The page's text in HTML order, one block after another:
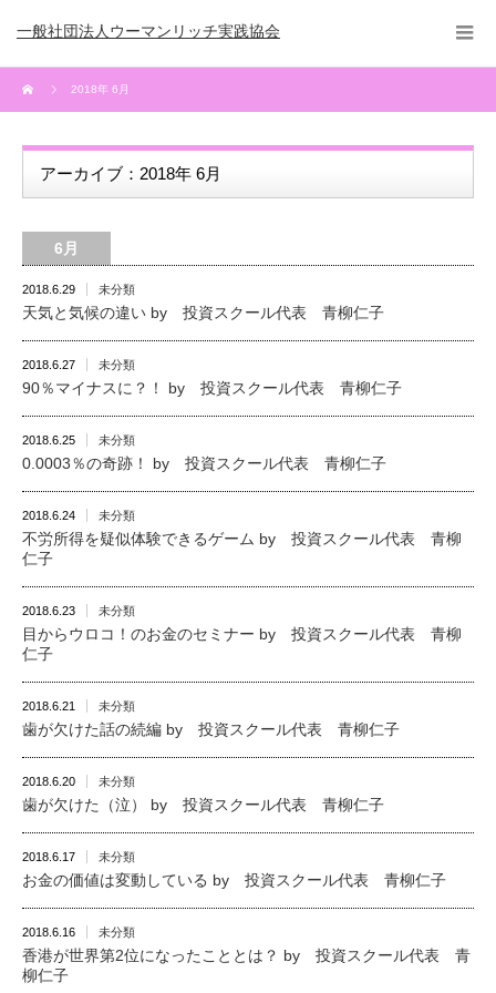
一般社団法人ウーマンリッチ実践協会
2018年 6月
アーカイブ：2018年 6月
6月
2018.6.29 未分類
天気と気候の違い by 投資スクール代表 青柳仁子
2018.6.27 未分類
90％マイナスに？！ by 投資スクール代表 青柳仁子
2018.6.25 未分類
0.0003％の奇跡！ by 投資スクール代表 青柳仁子
2018.6.24 未分類
不労所得を疑似体験できるゲーム by 投資スクール代表 青柳
仁子
2018.6.23 未分類
目からウロコ！のお金のセミナー by 投資スクール代表 青柳
仁子
2018.6.21 未分類
歯が欠けた話の続編 by 投資スクール代表 青柳仁子
2018.6.20 未分類
歯が欠けた（泣） by 投資スクール代表 青柳仁子
2018.6.17 未分類
お金の価値は変動している by 投資スクール代表 青柳仁子
2018.6.16 未分類
香港が世界第2位になったこととは？ by 投資スクール代表 青
柳仁子